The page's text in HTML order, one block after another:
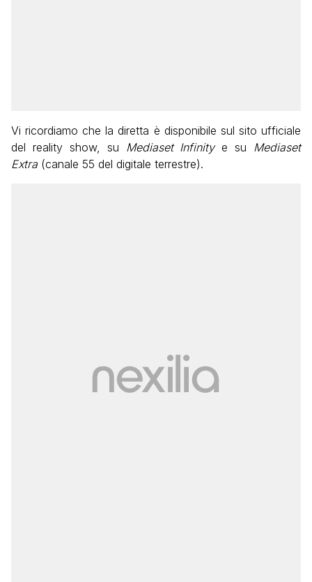
Vi ricordiamo che la diretta è disponibile sul sito ufficiale
del reality show, su
Mediaset Infinitye su Mediaset
Extra (canale 55 del digitale terrestre).